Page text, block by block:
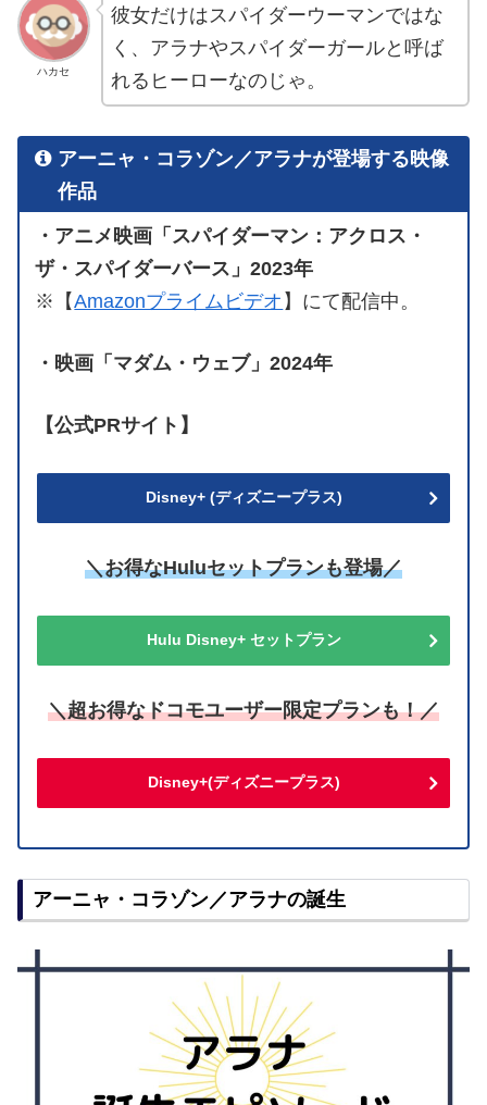
ハカセ
彼女だけはスパイダーウーマンではな
く、アラナやスパイダーガールと呼ば
れるヒーローなのじゃ。
アーニャ・コラゾン／アラナが登場する映像
作品
・アニメ映画「スパイダーマン：アクロス・
ザ・スパイダーバース」2023年
※【Amazonプライムビデオ 】にて配信中。
・映画「マダム・ウェブ」2024年
【公式PRサイト】
Disney+ (ディズニープラス)
＼お得なHuluセットプランも登場／
Hulu Disney+ セットプラン
＼超お得なドコモユーザー限定プランも！／
Disney+(ディズニープラス)
アーニャ・コラゾン／アラナの誕生